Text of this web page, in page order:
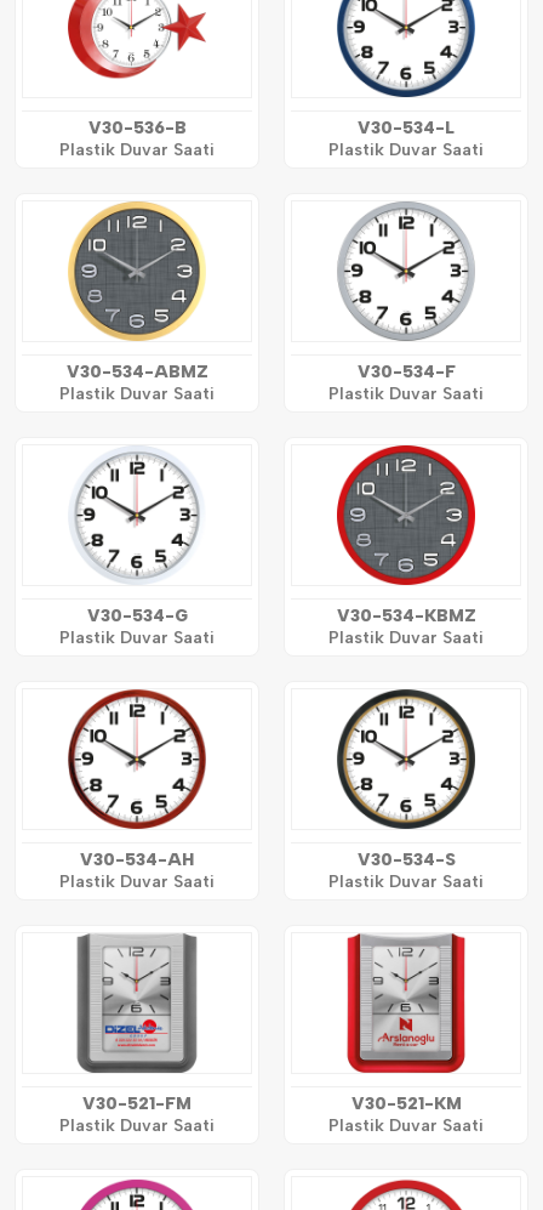
V30-536-B
Plastik Duvar Saati
V30-534-L
Plastik Duvar Saati
V30-534-ABMZ
Plastik Duvar Saati
V30-534-F
Plastik Duvar Saati
V30-534-G
Plastik Duvar Saati
V30-534-KBMZ
Plastik Duvar Saati
V30-534-AH
Plastik Duvar Saati
V30-534-S
Plastik Duvar Saati
V30-521-FM
Plastik Duvar Saati
V30-521-KM
Plastik Duvar Saati